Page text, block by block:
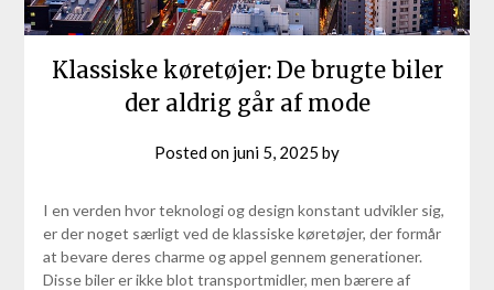
Klassiske køretøjer: De brugte biler
der aldrig går af mode
Posted on juni 5, 2025 by
I en verden hvor teknologi og design konstant udvikler sig,
er der noget særligt ved de klassiske køretøjer, der formår
at bevare deres charme og appel gennem generationer.
Disse biler er ikke blot transportmidler, men bærere af